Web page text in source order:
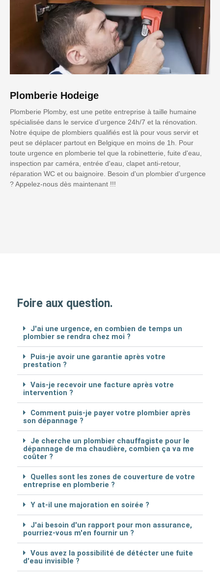
Plomberie Hodeige
Plomberie Plomby, est une petite entreprise à taille humaine
spécialisée dans le service d’urgence 24h/7 et la rénovation.
Notre équipe de plombiers qualifiés est là pour vous servir et
peut se déplacer partout en Belgique en moins de 1h. Pour
toute urgence en plomberie tel que la robinetterie, fuite d'eau,
inspection par caméra, entrée d'eau, clapet anti-retour,
réparation WC et ou baignoire. Besoin d'un plombier d'urgence
? Appelez-nous dès maintenant !!!
Foire aux question.
J'ai une urgence, en combien de temps un
plombier se rendra chez moi ?
Puis-je avoir une garantie après votre
prestation ?
Vais-je recevoir une facture après votre
intervention ?
Comment puis-je payer votre plombier après
son dépannage ?
Je cherche un plombier chauffagiste pour le
dépannage de ma chaudière, combien ça va me
coûter ?
Quelles sont les zones de couverture de votre
entreprise en plomberie ?
Y at-il une majoration en soirée ?
J'ai besoin d'un rapport pour mon assurance,
pourriez-vous m'en fournir un ?
Vous avez la possibilité de détécter une fuite
d'eau invisible ?